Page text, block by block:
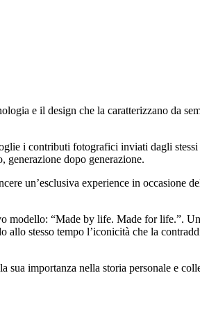
e il design che la caratterizzano da
i contributi fotografici inviati dagli
generazione dopo generazione.
un’esclusiva experience in occasione
modello: “Made by life. Made for life.”.
stesso tempo l’iconicità che la
importanza nella storia personale e